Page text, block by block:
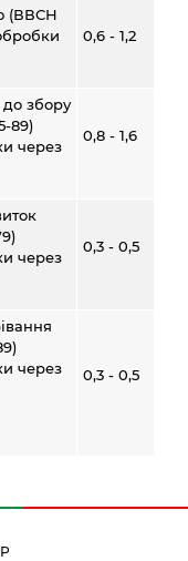
(ВВСН
0,6 - 1,2
до збору
89)
через
0,8 - 1,6
через
0,3 - 0,5
через
0,3 - 0,5